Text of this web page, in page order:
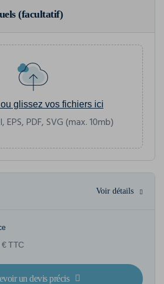
(facultatif)
ou glissez vos fichiers ici
EPS, PDF, SVG (max. 10mb)
Voir détails
€ TTC
un devis précis